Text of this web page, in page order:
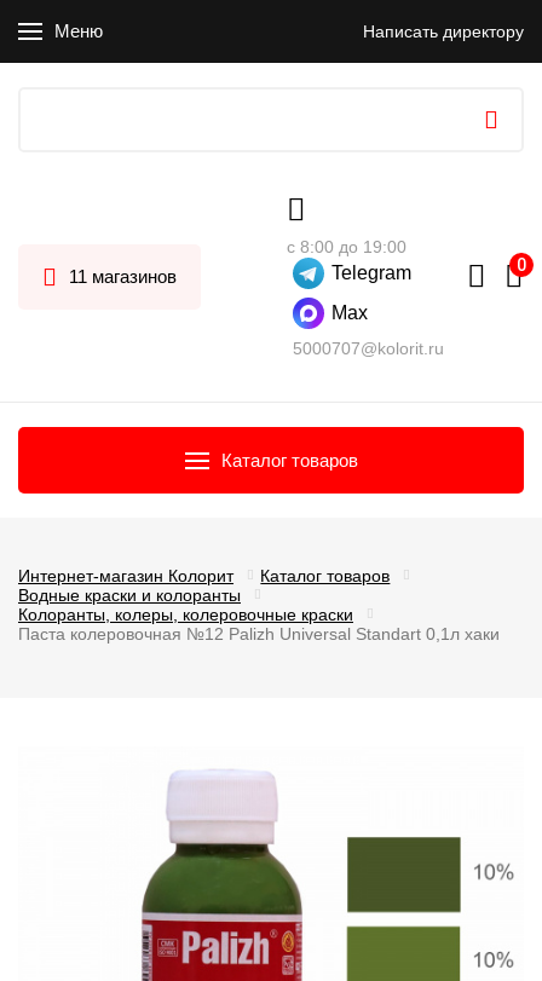
Меню Написать директору
11 магазинов
с 8:00 до 19:00
Telegram
Max
5000707@kolorit.ru
Каталог товаров
Интернет-магазин Колорит
Каталог товаров
Водные краски и колоранты
Колоранты, колеры, колеровочные краски
Паста колеровочная №12 Palizh Universal Standart 0,1л хаки